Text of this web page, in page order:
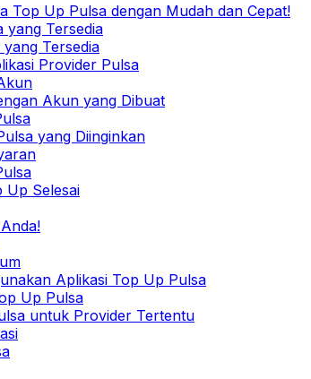
Top Up Pulsa dengan Mudah dan Cepat!
yang Tersedia
Tersedia
Provider Pulsa
Akun yang Dibuat
yang Diinginkan
Up Selesai
Aplikasi Top Up Pulsa
Up Pulsa
untuk Provider Tertentu